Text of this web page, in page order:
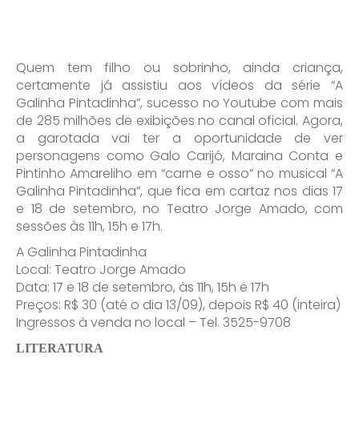
Quem tem filho ou sobrinho, ainda criança,
certamente já assistiu aos vídeos da série “A
Galinha Pintadinha”, sucesso no Youtube com mais
de 285 milhões de exibições no canal oficial. Agora,
a garotada vai ter a oportunidade de ver
personagens como Galo Carijó, Maraina Conta e
Pintinho Amareliho em “carne e osso” no musical “A
Galinha Pintadinha”, que fica em cartaz nos dias 17
e 18 de setembro, no Teatro Jorge Amado, com
sessões às 11h, 15h e 17h.
A Galinha Pintadinha
Local: Teatro Jorge Amado
Data: 17 e 18 de setembro, às 11h, 15h e 17h
Preços: R$ 30 (até o dia 13/09), depois R$ 40 (inteira)
Ingressos à venda no local – Tel. 3525-9708
LITERATURA